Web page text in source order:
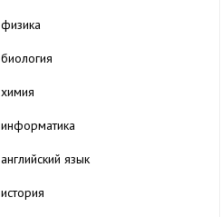
физика
биология
химия
информатика
английский язык
история